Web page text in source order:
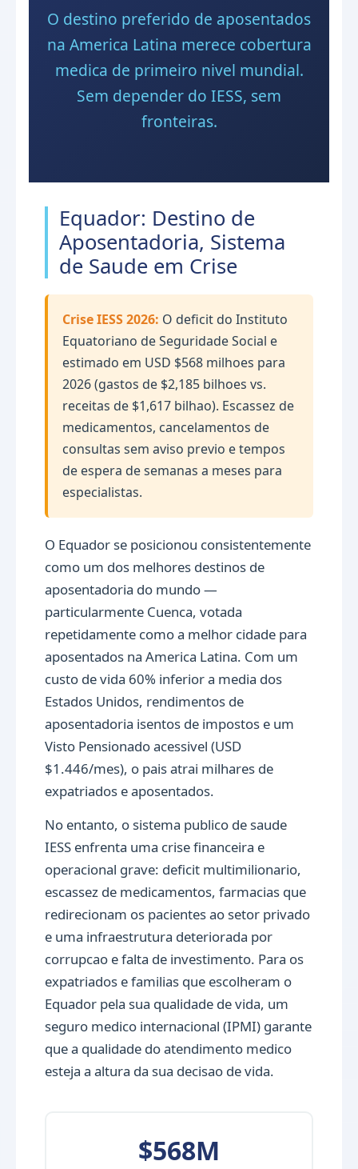
O destino preferido de aposentados
na America Latina merece cobertura
medica de primeiro nivel mundial.
Sem depender do IESS, sem
fronteiras.
Equador: Destino de
Aposentadoria, Sistema
de Saude em Crise
Crise IESS 2026: O deficit do Instituto
Equatoriano de Seguridade Social e
estimado em USD $568 milhoes para
2026 (gastos de $2,185 bilhoes vs.
receitas de $1,617 bilhao). Escassez de
medicamentos, cancelamentos de
consultas sem aviso previo e tempos
de espera de semanas a meses para
especialistas.
O Equador se posicionou consistentemente
como um dos melhores destinos de
aposentadoria do mundo —
particularmente Cuenca, votada
repetidamente como a melhor cidade para
aposentados na America Latina. Com um
custo de vida 60% inferior a media dos
Estados Unidos, rendimentos de
aposentadoria isentos de impostos e um
Visto Pensionado acessivel (USD
$1.446/mes), o pais atrai milhares de
expatriados e aposentados.
No entanto, o sistema publico de saude
IESS enfrenta uma crise financeira e
operacional grave: deficit multimilionario,
escassez de medicamentos, farmacias que
redirecionam os pacientes ao setor privado
e uma infraestrutura deteriorada por
corrupcao e falta de investimento. Para os
expatriados e familias que escolheram o
Equador pela sua qualidade de vida, um
seguro medico internacional (IPMI) garante
que a qualidade do atendimento medico
esteja a altura da sua decisao de vida.
$568M